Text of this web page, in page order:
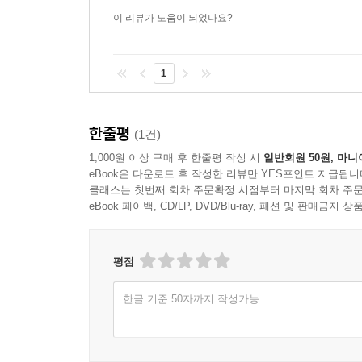
이 리뷰가 도움이 되었나요?
1
한줄평 (1건)
1,000원 이상 구매 후 한줄평 작성 시 일반회원 50원, 마니
eBook은 다운로드 후 작성한 리뷰만 YES포인트 지급됩니
클래스는 첫번째 회차 주문확정 시점부터 마지막 회차 주
eBook 페이백, CD/LP, DVD/Blu-ray, 패션 및 판매금지 상
평점
한글 기준 50자까지 작성가능